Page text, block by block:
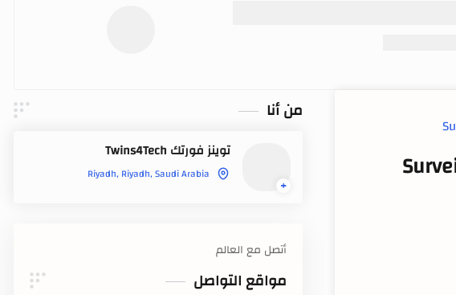
من أنا
توينز فورتك Twins4Tech
أتصل مع العالم
مواقع التواصل